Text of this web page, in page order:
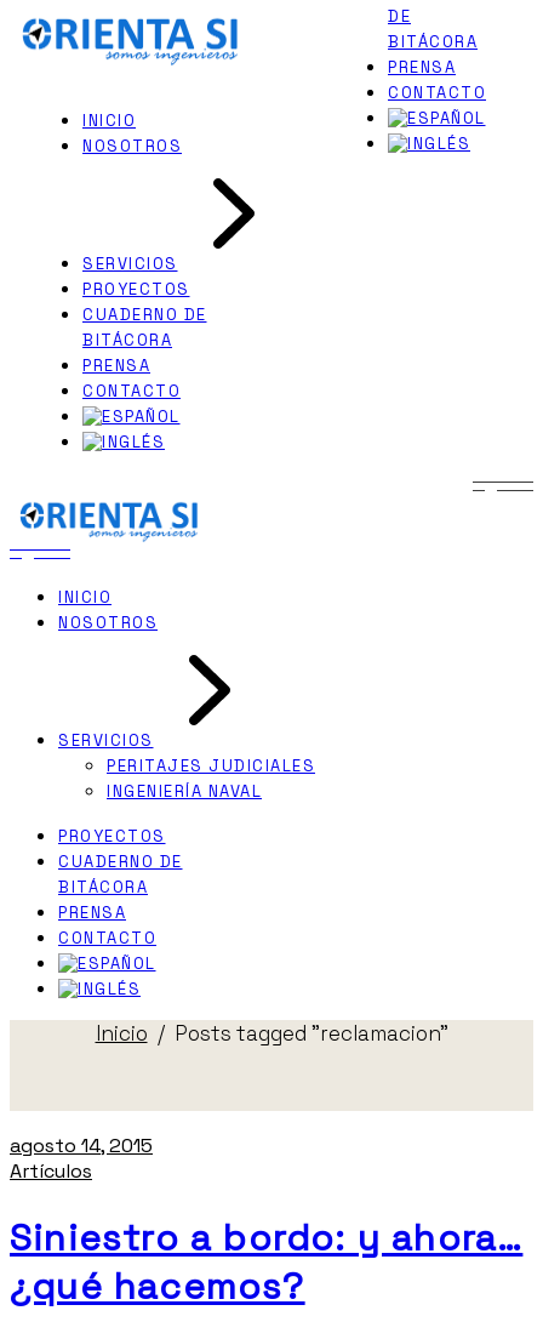
Skip
to
INICIO
NOSOTROS
SERVICIOS
PROYECTOS
CUADERNO DE
BITÁCORA
PRENSA
CONTACTO
PERITAJES JUDICIALES
INGENIERÍA NAVAL
DE
BITÁCORA
PRENSA
CONTACTO
INICIO
NOSOTROS
SERVICIOS
PERITAJES JUDICIALES
INGENIERÍA NAVAL
PROYECTOS
CUADERNO DE
BITÁCORA
PRENSA
CONTACTO
Inicio Posts tagged "reclamacion"
agosto 14, 2015
Artículos
Siniestro a bordo: y ahora…
¿qué hacemos?